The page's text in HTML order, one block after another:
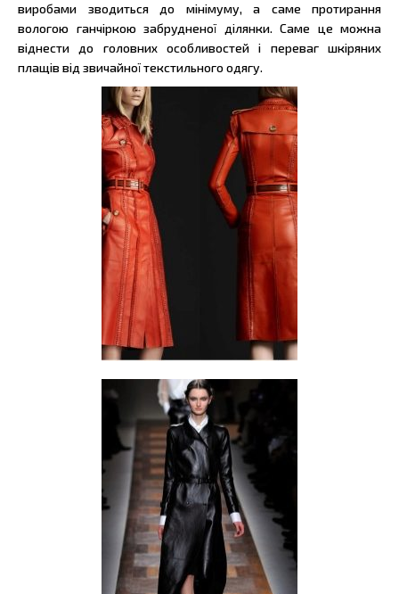
виробами зводиться до мінімуму, а саме протирання
вологою ганчіркою забрудненої ділянки. Саме це можна
віднести до головних особливостей і переваг шкіряних
плащів від звичайної текстильного одягу.